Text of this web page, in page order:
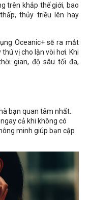
trên khắp thế giới, bao
thủy triều lên hay
Oceanic+ sẽ ra mắt
vị cho lặn vòi hơi. Khi
gian, độ sâu tối đa,
bạn quan tâm nhất.
cả khi không có
minh giúp bạn cập